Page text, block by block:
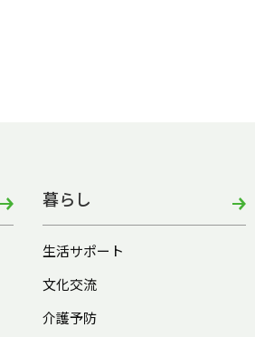
暮らし
生活サポート
文化交流
介護予防